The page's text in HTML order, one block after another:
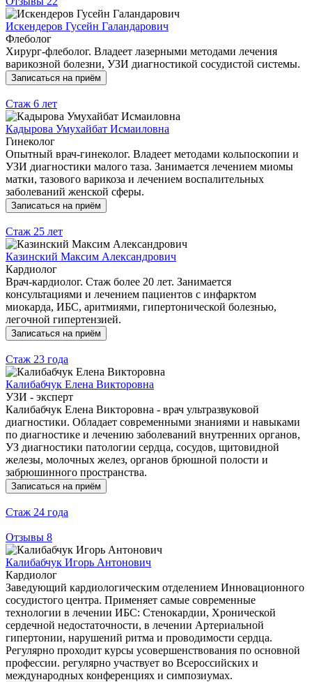
Искендеров Гусейн Галандарович
Флеболог
Хирург-флеболог. Владеет лазерными методами лечения
варикозной болезни, УЗИ диагностикой сосудистой системы.
Записаться на приём
Стаж 6 лет
Кадырова Умухайбат Исмаиловна
Гинеколог
Опытный врач-гинеколог. Владеет методами кольпоскопии и
УЗИ диагностики малого таза. Занимается лечением миомы
матки, тазового варикоза и лечением воспалительных
заболеваний женской сферы.
Записаться на приём
Стаж 25 лет
Казинский Максим Александрович
Кардиолог
Врач-кардиолог. Стаж более 20 лет. Занимается
консультациями и лечением пациентов с инфарктом
миокарда, ИБС, аритмиями, гипертонической болезнью,
легочной гипертензией.
Записаться на приём
Стаж 23 года
Калибабчук Елена Викторовна
УЗИ - эксперт
Калибабчук Елена Викторовна - врач ультразвуковой
диагностики. Обладает современными знаниями и навыками
по диагностике и лечению заболеваний внутренних органов,
УЗ диагностики патологии сердца, сосудов, щитовидной
железы, молочных желез, органов брюшной полости и
забрюшинного пространства.
Записаться на приём
Стаж 24 года
Отзывы 8
Калибабчук Игорь Антонович
Кардиолог
Заведующий кардиологическим отделением Инновационного
сосудистого центра. Применяет самые современные
технологии в лечении ИБС: Стенокардии, Хронической
сердечной недостаточности, в лечении Артериальной
гипертонии, нарушений ритма и проводимости сердца.
Регулярно проходит курсы усовершенствования по основной
профессии. регулярно участвует во Всероссийских и
международных конференциях и симпозиумах.